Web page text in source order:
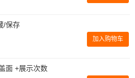
/保存
加入购物车
面 +展示次数